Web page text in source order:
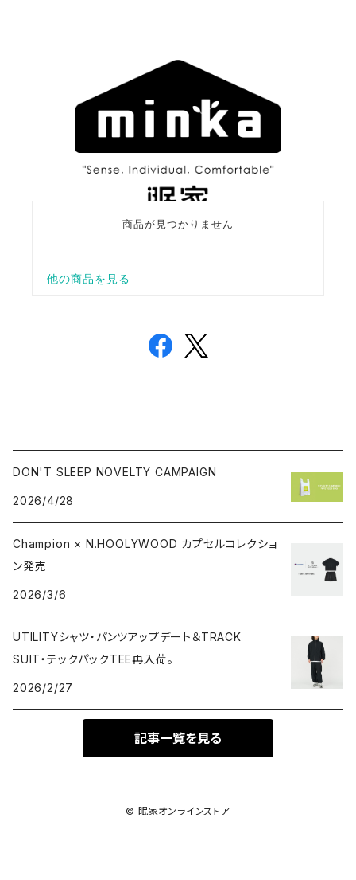
DON'T SLEEP NOVELTY CAMPAIGN
2026/4/28
Champion × N.HOOLYWOOD カプセルコレクショ
ン発売
2026/3/6
UTILITYシャツ・パンツアップデート＆TRACK
SUIT・テックパックTEE再入荷。
2026/2/27
記事一覧を見る
© 眠家オンラインストア